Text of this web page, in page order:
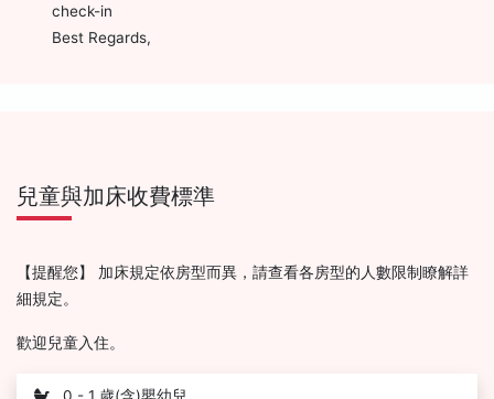
check-in
Best Regards,
兒童與加床收費標準
【提醒您】 加床規定依房型而異，請查看各房型的人數限制瞭解詳
細規定。
歡迎兒童入住。